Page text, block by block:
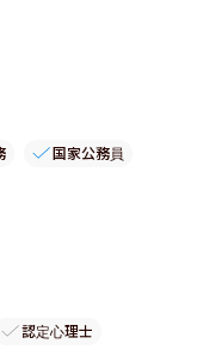
国家公務員
認定心理士